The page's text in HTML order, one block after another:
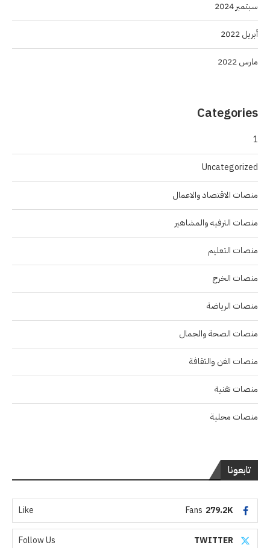
سبتمبر 2024
أبريل 2022
مارس 2022
Categories
1
Uncategorized
منصات الاقتصاد والاعمال
منصات الترفيه والمشاهير
منصات التعليم
منصات الخرج
منصات الرياضة
منصات الصحة والجمال
منصات الفن والثقافة
منصات تقنية
منصات محلية
تابعونا
279.2K
Fans
Like
TWITTER
Follow Us